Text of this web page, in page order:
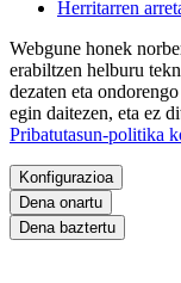
Herritarren
Webgune honek
erabiltzen helburu
dezaten eta
egin daitezen, eta ez
Pribatutasun-politika
Konfigurazioa
Dena onartu
Dena baztertu